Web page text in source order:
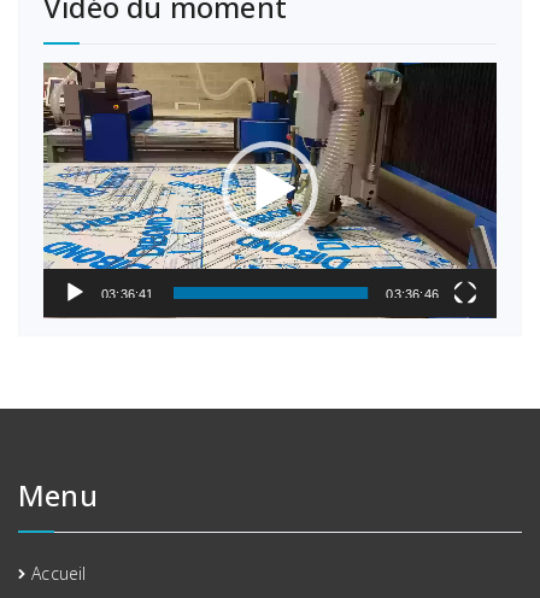
Lecteur
vidéo
03:36:41 03:36:46
Menu
Accueil